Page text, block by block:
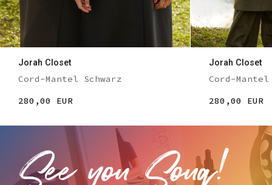
Jorah Closet
Cord-Mantel Schwarz
280,00 EUR
Jorah Closet
Cord-Mantel
280,00 EUR